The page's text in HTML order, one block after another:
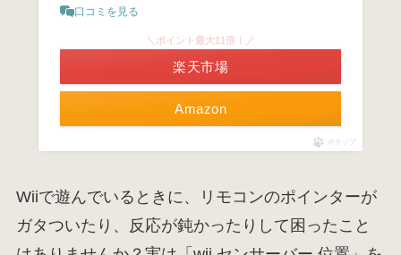
口コミを見る
Amazon
＼ポイント最大11倍！／
楽天市場
ポチップ
Wiiで遊んでいるときに、リモコンのポインターが
ガタついたり、反応が鈍かったりして困ったこと